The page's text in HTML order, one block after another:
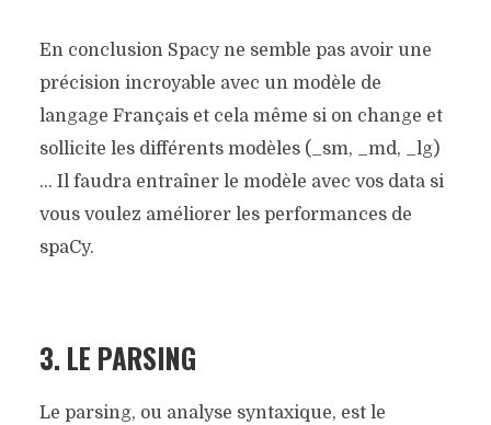
En conclusion Spacy ne semble pas avoir une
précision incroyable avec un modèle de
langage Français et cela même si on change et
sollicite les différents modèles (_sm, _md, _lg)
… Il faudra entraîner le modèle avec vos data si
vous voulez améliorer les performances de
spaCy.
3. LE PARSING
Le parsing, ou analyse syntaxique, est le